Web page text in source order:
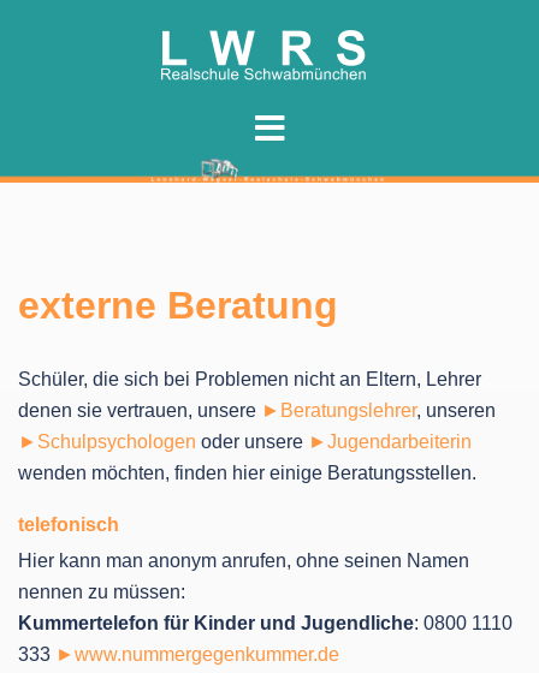
externe Beratung
Schüler, die sich bei Problemen nicht an Eltern, Lehrer
denen sie vertrauen, unsere ►Beratungslehrer, unseren
►Schulpsychologen oder unsere ►Jugendarbeiterin
wenden möchten, finden hier einige Beratungsstellen.
telefonisch
Hier kann man anonym anrufen, ohne seinen Namen
nennen zu müssen:
Kummertelefon für Kinder und Jugendliche: 0800 1110
333 ►www.nummergegenkummer.de